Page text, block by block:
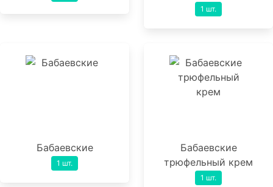
1 шт.
Бабаевские
1 шт.
Бабаевские
трюфельный крем
1 шт.